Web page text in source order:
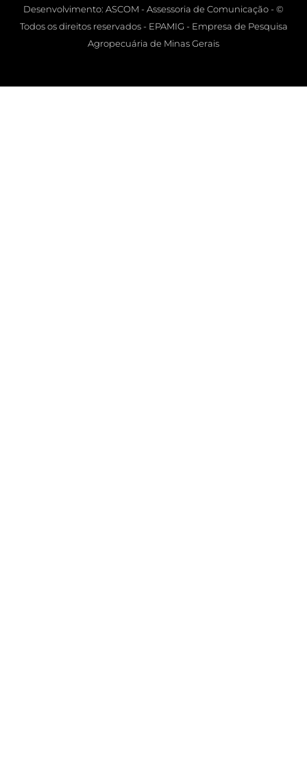
Desenvolvimento: ASCOM - Assessoria de Comunicação - ©
Todos os direitos reservados - EPAMIG - Empresa de Pesquisa
Agropecuária de Minas Gerais